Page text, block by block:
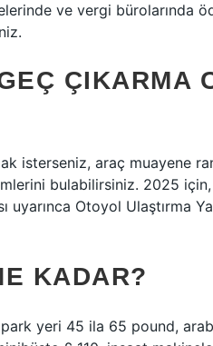
ve vergi bürolarında
ÇIKARMA
isterseniz, araç muayene
bulabilirsiniz. 2025
Otoyol Ulaştırma
KADAR?
yeri 45 ila 65 pound,